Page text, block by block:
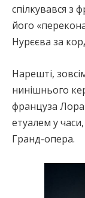
спілкувався з
його
Нурєєва за
Нарешті,
нинішнього
француза
етуалем у
Гранд-опера.